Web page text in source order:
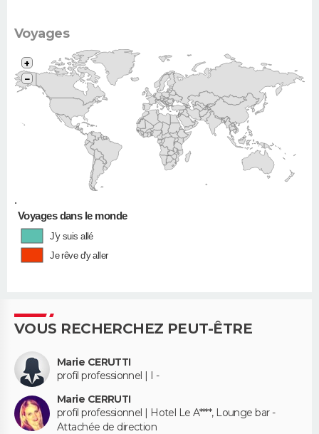
Voyages
•
+
−
Voyages dans le monde
J'y suis allé
Je rêve d'y aller
VOUS RECHERCHEZ PEUT-ÊTRE
Marie CERUTTI
profil professionnel | I -
Marie CERRUTI
profil professionnel | Hotel Le A****, Lounge bar -
Attachée de direction